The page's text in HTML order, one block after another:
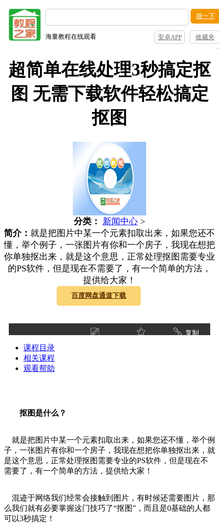
搜一下
海量教程在线观看 收藏夹
安卓APP
超简单在线处理3秒搞定抠
图 无需下载软件轻松搞定
抠图
分类： 新闻中心 >
简介： 就是把图片中某一个元素扣取出来，如果您还不
懂，举个例子，一张图片有你和一个房子，我现在想把
你单独抠出来，就是这个意思，正常处理抠图需要专业
的PS软件，但是现在不需要了，有一个简单的方法，
提供给大家！
百度网盘通道下载
复制
课程目录
相关课程
观看帮助
抠图是什么？
就是把图片中某一个元素扣取出来，如果您还不懂，举个例
子，一张图片有你和一个房子，我现在想把你单独抠出来，就
是这个意思，正常处理抠图需要专业的PS软件，但是现在不
需要了，有一个简单的方法，提供给大家！
混迹于网络我们经常会接触到图片，有时候还需要图片，那
么我们就有必要掌握这门技巧了“抠图”，而且是0基础的人都
可以3秒搞定！